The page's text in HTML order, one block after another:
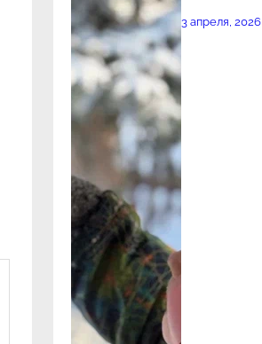
3 апреля, 2026